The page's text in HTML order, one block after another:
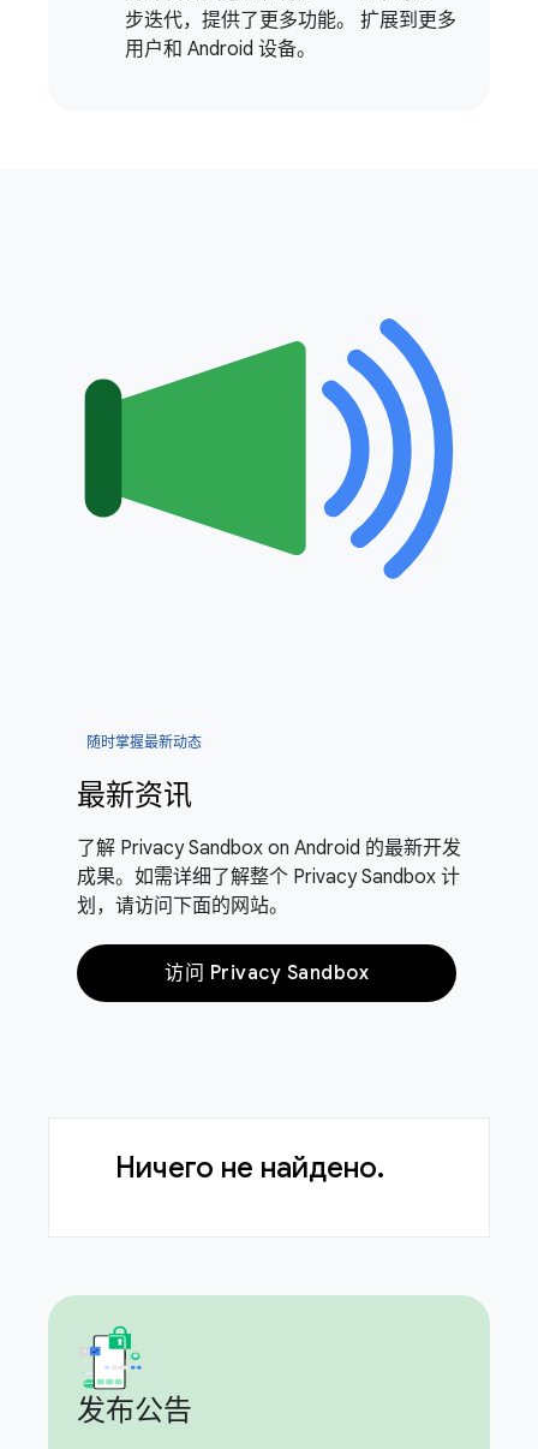
步迭代，提供了更多功能。 扩展到更多
用户和 Android 设备。
随时掌握最新动态
最新资讯
了解 Privacy Sandbox on Android 的最新开发
成果。如需详细了解整个 Privacy Sandbox 计
划，请访问下面的网站。
访问 Privacy Sandbox
Ничего не найдено.
发布公告